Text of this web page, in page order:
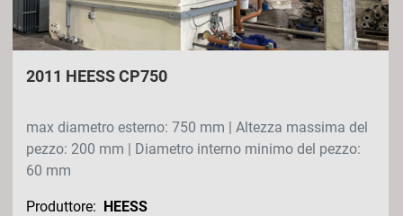
2011 HEESS CP750
max diametro esterno: 750 mm | Altezza massima del
pezzo: 200 mm | Diametro interno minimo del pezzo:
60 mm
Produttore: HEESS